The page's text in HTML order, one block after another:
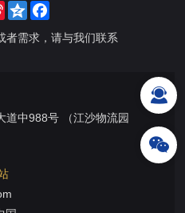
Sina
Weibo
Qzone
者需求，请与我们联系
道中988号 （江沙物流园